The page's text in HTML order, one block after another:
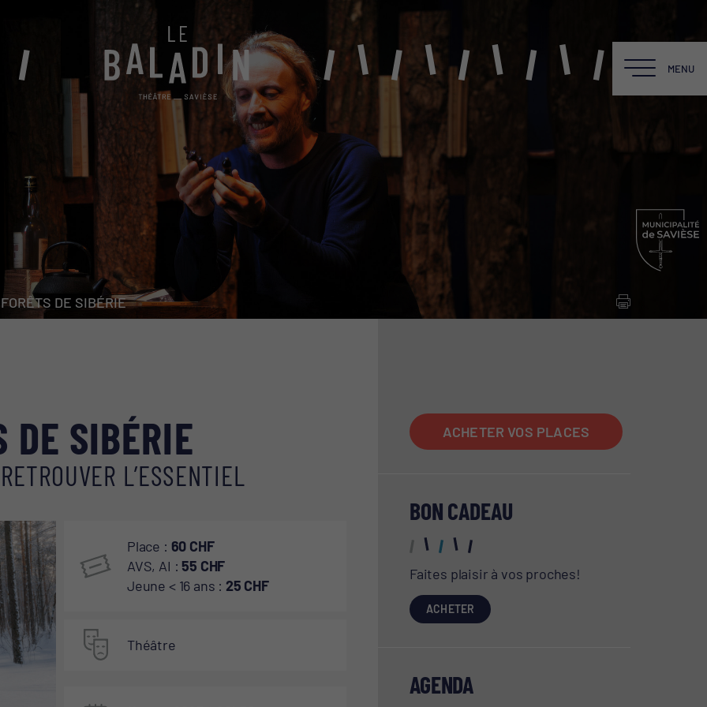
BILLETTERIE
Abonnements 2026-27
Conditions générales de vente
Billetterie en ligne
Vente au théâtre
LE BALADIN
Une équipe
La Scène
La Cafét du Baladin
Location du Théâtre
Fiche technique PDF
CONTACT ET ACCÈS ACCUEIL
MENU
DE SIBÉRIE
DE SIBÉRIE
L’ESSENTIEL
Place : 60 CHF
AVS, AI : 55 CHF
Jeune < 16 ans : 25 CHF
Théâtre
ACHETER VOS PLACES
BON CADEAU
Faites plaisir à vos proches!
ACHETER
AGENDA